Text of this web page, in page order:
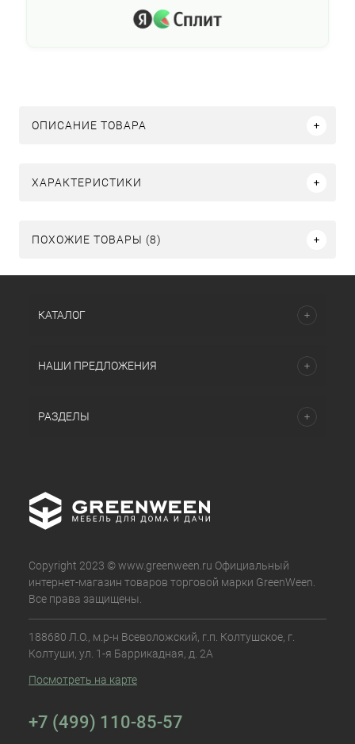
ОПИСАНИЕ ТОВАРА
ХАРАКТЕРИСТИКИ
ПОХОЖИЕ ТОВАРЫ (8)
КАТАЛОГ
НАШИ ПРЕДЛОЖЕНИЯ
РАЗДЕЛЫ
Copyright 2023 © www.greenween.ru Официальный
интернет-магазин товаров торговой марки GreenWeen.
Все права защищены.
188680 Л.О., м.р-н Всеволожский, г.п. Колтушское, г.
Колтуши, ул. 1-я Баррикадная, д. 2А
Посмотреть на карте
+7 (499) 110-85-57